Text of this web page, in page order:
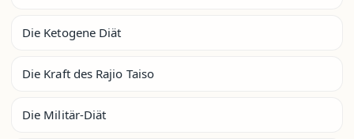
Die Ketogene Diät
Die Kraft des Rajio Taiso
Die Militär-Diät